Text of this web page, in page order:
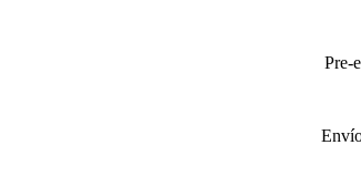
Pre-